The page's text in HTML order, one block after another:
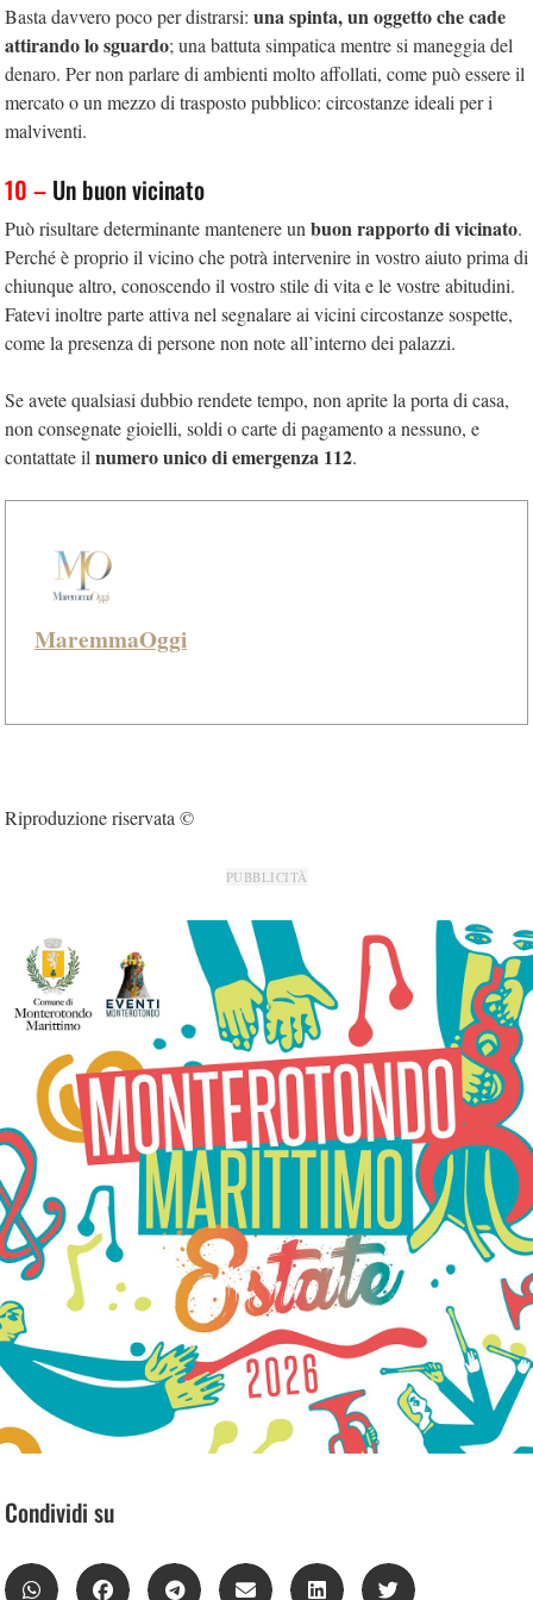
Basta davvero poco per distrarsi: una spinta, un oggetto che cade
attirando lo sguardo; una battuta simpatica mentre si maneggia del
denaro. Per non parlare di ambienti molto affollati, come può essere il
mercato o un mezzo di trasposto pubblico: circostanze ideali per i
malviventi.
10 – Un buon vicinato
Può risultare determinante mantenere un buon rapporto di vicinato.
Perché è proprio il vicino che potrà intervenire in vostro aiuto prima di
chiunque altro, conoscendo il vostro stile di vita e le vostre abitudini.
Fatevi inoltre parte attiva nel segnalare ai vicini circostanze sospette,
come la presenza di persone non note all’interno dei palazzi.
Se avete qualsiasi dubbio rendete tempo, non aprite la porta di casa,
non consegnate gioielli, soldi o carte di pagamento a nessuno, e
contattate il numero unico di emergenza 112.
MaremmaOggi
Riproduzione riservata ©
PUBBLICITÀ
Condividi su